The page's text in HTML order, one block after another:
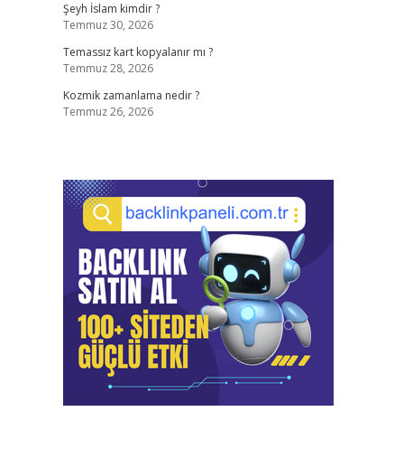
Şeyh İslam kimdir ?
Temmuz 30, 2026
Temassız kart kopyalanır mı ?
Temmuz 28, 2026
Kozmik zamanlama nedir ?
Temmuz 26, 2026